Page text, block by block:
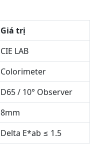
Giá trị
CIE LAB
Colorimeter
D65 / 10° Observer
8mm
Delta E*ab ≤ 1.5